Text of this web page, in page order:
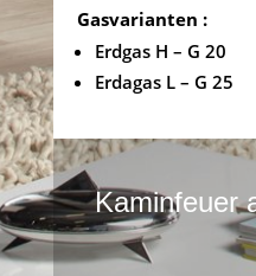
Gasvarianten :
Erdgas H – G 20
Erdagas L – G 25
Kaminfeuer